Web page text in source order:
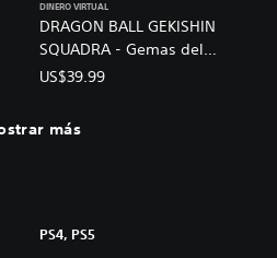
DRAGON BALL GEKISHIN
SQUADRA - Gemas del
dragón D
DINERO VIRTUAL
US$39.99
más
PS4, PS5